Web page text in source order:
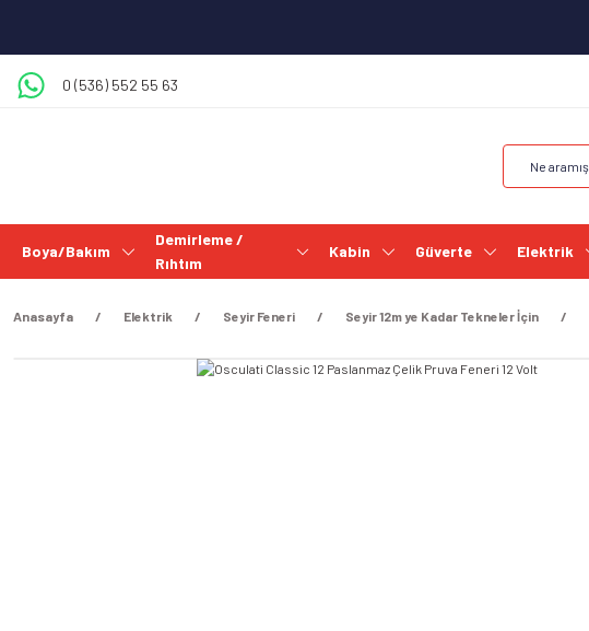
0 (536) 552 55 63
Boya/Bakım
Demirleme /
Rıhtım
Kabin Güverte Elektrik
Anasayfa Elektrik Seyir Feneri Seyir 12m ye Kadar Tekneler İçin